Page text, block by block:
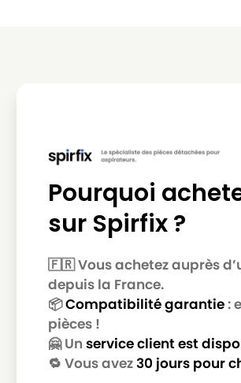
Pourquoi
sur Spirfix ?
🇫🇷 Vous achetez auprès
depuis la France.
📦Compatibilité garantie:
pièces !
🤗 Un service client est
🔁 Vous avez30 jours pour